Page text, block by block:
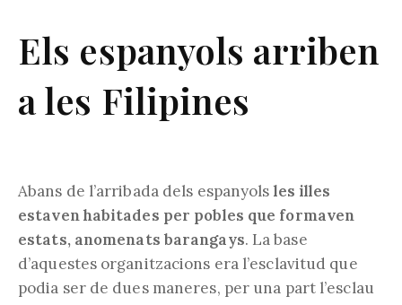
Els espanyols arriben
a les Filipines
Abans de l’arribada dels espanyolsles illes
estaven habitades per pobles que formaven
estats, anomenats barangays. La base
d’aquestes organitzacions era l’esclavitud que
podia ser de dues maneres, per una part l’esclau